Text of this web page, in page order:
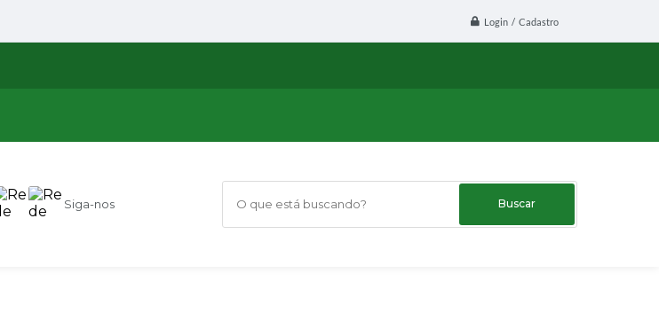
Login / Cadastro
Siga-nos O que está buscando?